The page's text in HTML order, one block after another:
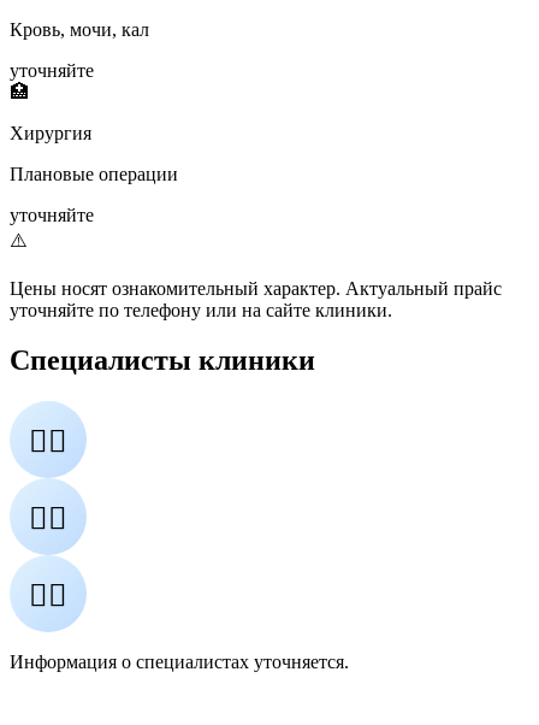
Кровь, мочи, кал
уточняйте
🏥
Хирургия
Плановые операции
уточняйте
⚠️
Цены носят ознакомительный характер. Актуальный прайс
уточняйте по телефону или на сайте клиники.
Специалисты клиники
👨‍⚕️
👩‍⚕️
👨‍⚕️
Информация о специалистах уточняется.